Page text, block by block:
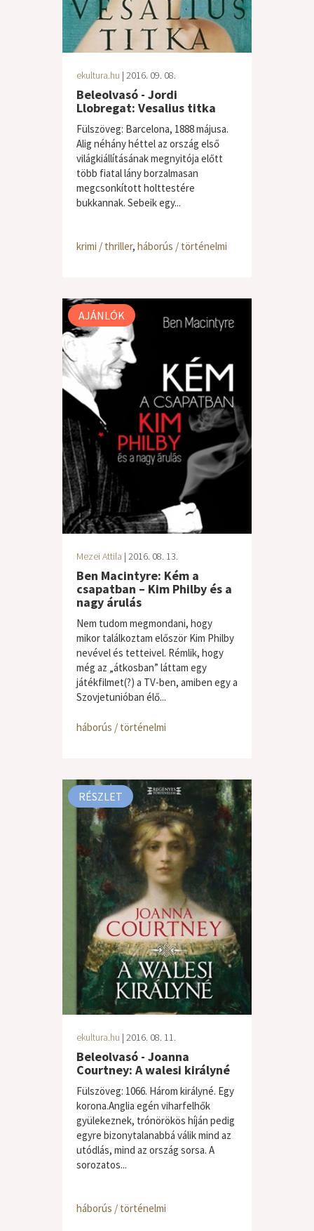
ekultura.hu | 2016. 09. 08.
Beleolvasó - Jordi
Llobregat: Vesalius titka
Fülszöveg: Barcelona, 1888 májusa.
Alig néhány héttel az ország első
világkiállításának megnyitója előtt
több fiatal lány borzalmasan
megcsonkított holttestére
bukkannak. Sebeik egy...
krimi / thriller, háborús / történelmi
AJÁNLÓK
Mezei Attila | 2016. 08. 13.
Ben Macintyre: Kém a
csapatban – Kim Philby és a
nagy árulás
Nem tudom megmondani, hogy
mikor találkoztam először Kim Philby
nevével és tetteivel. Rémlik, hogy
még az „átkosban” láttam egy
játékfilmet(?) a TV-ben, amiben egy a
Szovjetunióban élő...
háborús / történelmi
RÉSZLET
ekultura.hu | 2016. 08. 11.
Beleolvasó - Joanna
Courtney: A walesi királyné
Fülszöveg: 1066. Három királyné. Egy
korona.Anglia egén viharfelhők
gyülekeznek, trónörökös híján pedig
egyre bizonytalanabbá válik mind az
utódlás, mind az ország sorsa. A
sorozatos...
háborús / történelmi